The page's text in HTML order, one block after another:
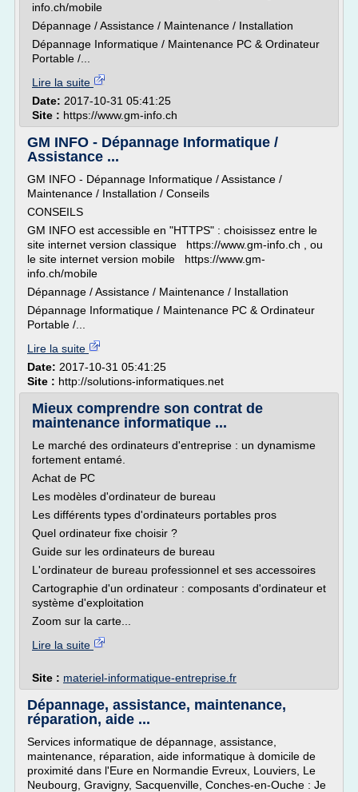
info.ch/mobile
Dépannage / Assistance / Maintenance / Installation
Dépannage Informatique / Maintenance PC & Ordinateur
Portable /...
Lire la suite
Date: 2017-10-31 05:41:25
Site : https://www.gm-info.ch
GM INFO - Dépannage Informatique /
Assistance ...
GM INFO - Dépannage Informatique / Assistance /
Maintenance / Installation / Conseils
CONSEILS
GM INFO est accessible en "HTTPS" : choisissez entre le
site internet version classique https://www.gm-info.ch , ou
le site internet version mobile https://www.gm-
info.ch/mobile
Dépannage / Assistance / Maintenance / Installation
Dépannage Informatique / Maintenance PC & Ordinateur
Portable /...
Lire la suite
Date: 2017-10-31 05:41:25
Site : http://solutions-informatiques.net
Mieux comprendre son contrat de
maintenance informatique ...
Le marché des ordinateurs d'entreprise : un dynamisme
fortement entamé.
Achat de PC
Les modèles d'ordinateur de bureau
Les différents types d'ordinateurs portables pros
Quel ordinateur fixe choisir ?
Guide sur les ordinateurs de bureau
L'ordinateur de bureau professionnel et ses accessoires
Cartographie d'un ordinateur : composants d'ordinateur et
système d'exploitation
Zoom sur la carte...
Lire la suite
Site : materiel-informatique-entreprise.fr
Dépannage, assistance, maintenance,
réparation, aide ...
Services informatique de dépannage, assistance,
maintenance, réparation, aide informatique à domicile de
proximité dans l'Eure en Normandie Evreux, Louviers, Le
Neubourg, Gravigny, Sacquenville, Conches-en-Ouche : Je